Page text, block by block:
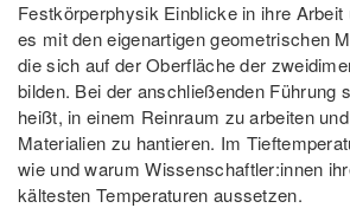
Festkörperphysik Einblicke in ihre Arbeit
es mit den eigenartigen geometrischen
die sich auf der Oberfläche der
bilden. Bei der anschließenden Führung
heißt, in einem Reinraum zu arbeiten
Materialien zu hantieren. Im
wie und warum Wissenschaftler:innen
kältesten Temperaturen aussetzen.